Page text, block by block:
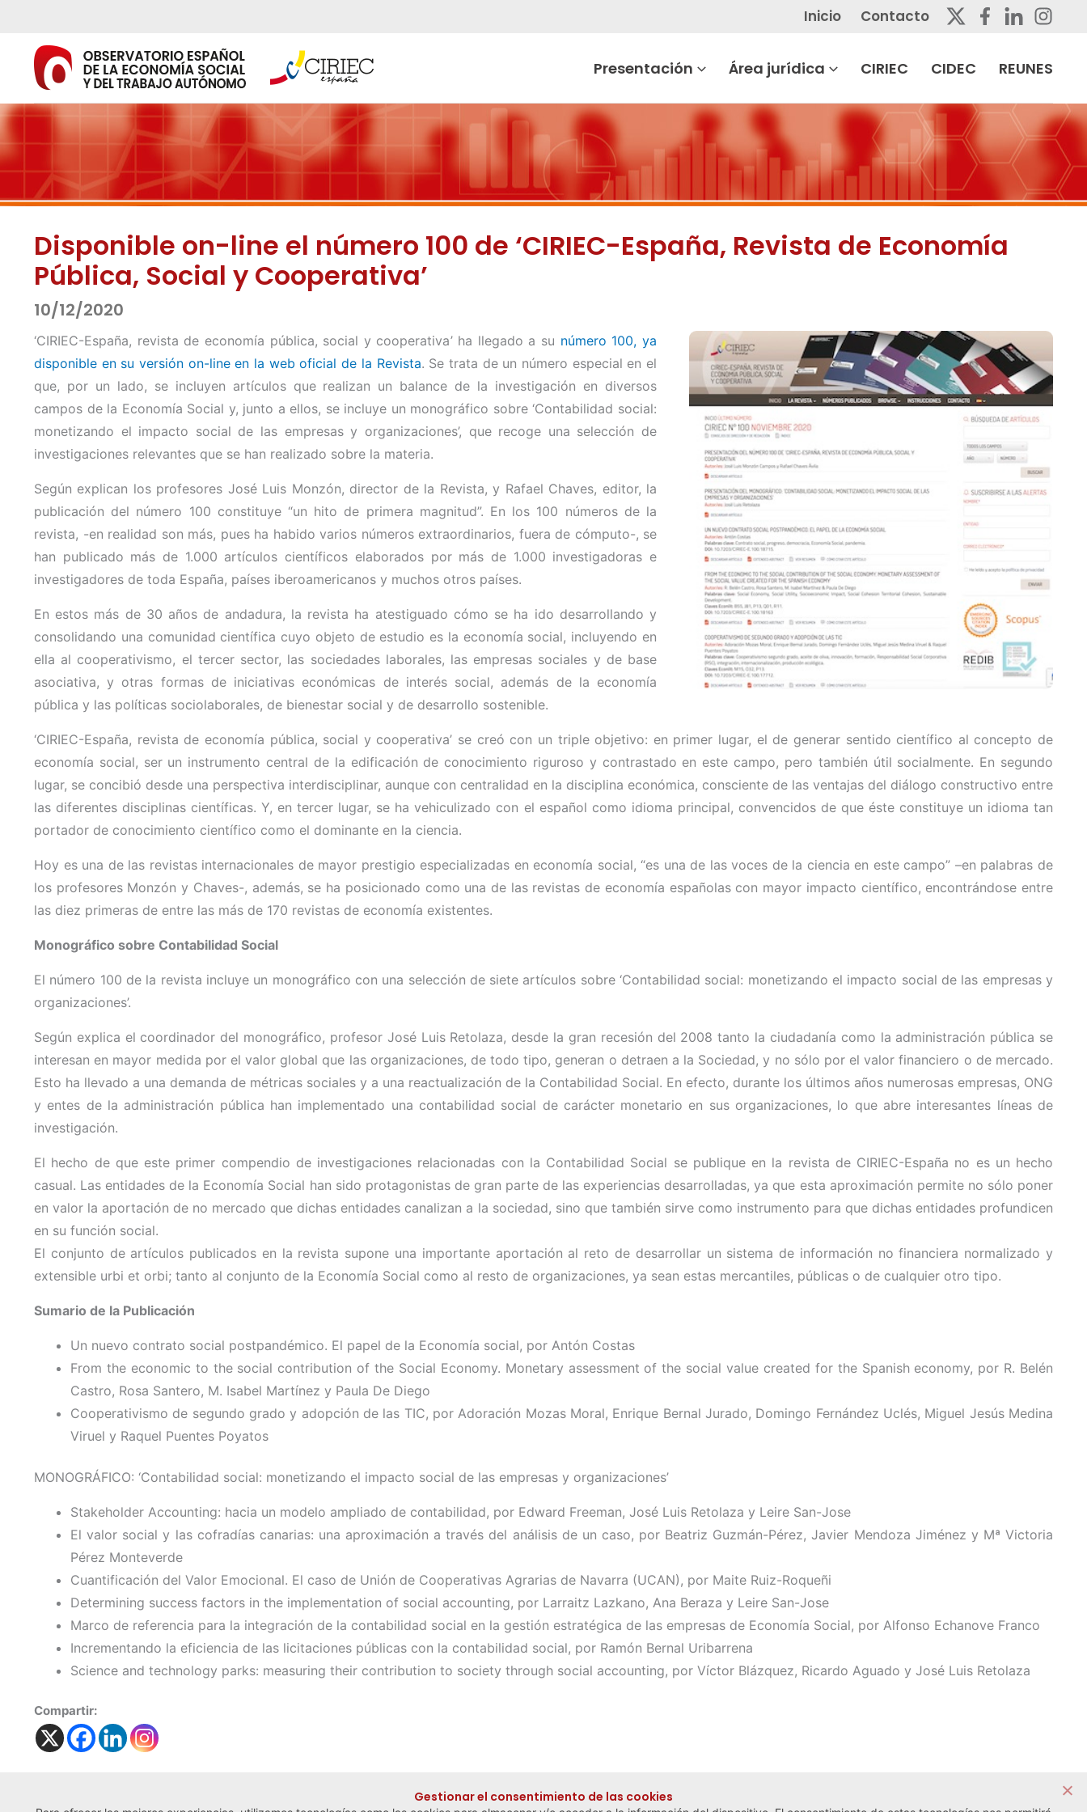
contenido
Inicio Contacto
Presentación Área jurídica CIRIEC CIDEC REUNES
Disponible on-line el número 100 de ‘CIRIEC-España, Revista de Economía
Pública, Social y Cooperativa’
10/12/2020
‘CIRIEC-España, revista de economía pública, social y cooperativa’ ha llegado a su número 100, ya
disponible en su versión on-line en la web oficial de la Revista. Se trata de un número especial en el
que, por un lado, se incluyen artículos que realizan un balance de la investigación en diversos
campos de la Economía Social y, junto a ellos, se incluye un monográfico sobre ‘Contabilidad social:
monetizando el impacto social de las empresas y organizaciones’, que recoge una selección de
investigaciones relevantes que se han realizado sobre la materia.
Según explican los profesores José Luis Monzón, director de la Revista, y Rafael Chaves, editor, la
publicación del número 100 constituye “un hito de primera magnitud”. En los 100 números de la
revista, -en realidad son más, pues ha habido varios números extraordinarios, fuera de cómputo-, se
han publicado más de 1.000 artículos científicos elaborados por más de 1.000 investigadoras e
investigadores de toda España, países iberoamericanos y muchos otros países.
En estos más de 30 años de andadura, la revista ha atestiguado cómo se ha ido desarrollando y
consolidando una comunidad científica cuyo objeto de estudio es la economía social, incluyendo en
ella al cooperativismo, el tercer sector, las sociedades laborales, las empresas sociales y de base
asociativa, y otras formas de iniciativas económicas de interés social, además de la economía
pública y las políticas sociolaborales, de bienestar social y de desarrollo sostenible.
‘CIRIEC-España, revista de economía pública, social y cooperativa’ se creó con un triple objetivo: en primer lugar, el de generar sentido científico al concepto de
economía social, ser un instrumento central de la edificación de conocimiento riguroso y contrastado en este campo, pero también útil socialmente. En segundo
lugar, se concibió desde una perspectiva interdisciplinar, aunque con centralidad en la disciplina económica, consciente de las ventajas del diálogo constructivo entre
las diferentes disciplinas científicas. Y, en tercer lugar, se ha vehiculizado con el español como idioma principal, convencidos de que éste constituye un idioma tan
portador de conocimiento científico como el dominante en la ciencia.
Hoy es una de las revistas internacionales de mayor prestigio especializadas en economía social, “es una de las voces de la ciencia en este campo” –en palabras de
los profesores Monzón y Chaves-, además, se ha posicionado como una de las revistas de economía españolas con mayor impacto científico, encontrándose entre
las diez primeras de entre las más de 170 revistas de economía existentes.
Monográfico sobre Contabilidad Social
El número 100 de la revista incluye un monográfico con una selección de siete artículos sobre ‘Contabilidad social: monetizando el impacto social de las empresas y
organizaciones’.
Según explica el coordinador del monográfico, profesor José Luis Retolaza, desde la gran recesión del 2008 tanto la ciudadanía como la administración pública se
interesan en mayor medida por el valor global que las organizaciones, de todo tipo, generan o detraen a la Sociedad, y no sólo por el valor financiero o de mercado.
Esto ha llevado a una demanda de métricas sociales y a una reactualización de la Contabilidad Social. En efecto, durante los últimos años numerosas empresas, ONG
y entes de la administración pública han implementado una contabilidad social de carácter monetario en sus organizaciones, lo que abre interesantes líneas de
investigación.
El hecho de que este primer compendio de investigaciones relacionadas con la Contabilidad Social se publique en la revista de CIRIEC-España no es un hecho
casual. Las entidades de la Economía Social han sido protagonistas de gran parte de las experiencias desarrolladas, ya que esta aproximación permite no sólo poner
en valor la aportación de no mercado que dichas entidades canalizan a la sociedad, sino que también sirve como instrumento para que dichas entidades profundicen
en su función social.
El conjunto de artículos publicados en la revista supone una importante aportación al reto de desarrollar un sistema de información no financiera normalizado y
extensible urbi et orbi; tanto al conjunto de la Economía Social como al resto de organizaciones, ya sean estas mercantiles, públicas o de cualquier otro tipo.
Sumario de la Publicación
Un nuevo contrato social postpandémico. El papel de la Economía social, por Antón Costas
From the economic to the social contribution of the Social Economy. Monetary assessment of the social value created for the Spanish economy, por R. Belén
Castro, Rosa Santero, M. Isabel Martínez y Paula De Diego
Cooperativismo de segundo grado y adopción de las TIC, por Adoración Mozas Moral, Enrique Bernal Jurado, Domingo Fernández Uclés, Miguel Jesús Medina
Viruel y Raquel Puentes Poyatos
MONOGRÁFICO: ‘Contabilidad social: monetizando el impacto social de las empresas y organizaciones’
Stakeholder Accounting: hacia un modelo ampliado de contabilidad, por Edward Freeman, José Luis Retolaza y Leire San-Jose
El valor social y las cofradías canarias: una aproximación a través del análisis de un caso, por Beatriz Guzmán-Pérez, Javier Mendoza Jiménez y Mª Victoria
Pérez Monteverde
Cuantificación del Valor Emocional. El caso de Unión de Cooperativas Agrarias de Navarra (UCAN), por Maite Ruiz-Roqueñi
Determining success factors in the implementation of social accounting, por Larraitz Lazkano, Ana Beraza y Leire San-Jose
Marco de referencia para la integración de la contabilidad social en la gestión estratégica de las empresas de Economía Social, por Alfonso Echanove Franco
Incrementando la eficiencia de las licitaciones públicas con la contabilidad social, por Ramón Bernal Uribarrena
Science and technology parks: measuring their contribution to society through social accounting, por Víctor Blázquez, Ricardo Aguado y José Luis Retolaza
Compartir:
Gestionar el consentimiento de las cookies